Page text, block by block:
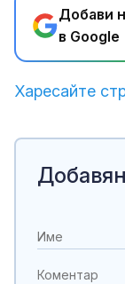
Добави
в Google
Харесайте